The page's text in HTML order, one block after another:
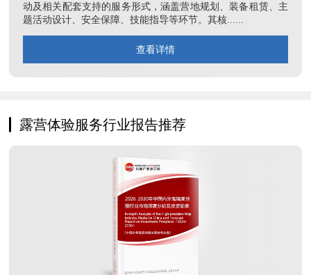
动及相关配套支持的服务形式，涵盖营地规划、装备租赁、主
题活动设计、安全保障、技能指导等环节。其核......
查看详情
露营体验服务行业报告推荐